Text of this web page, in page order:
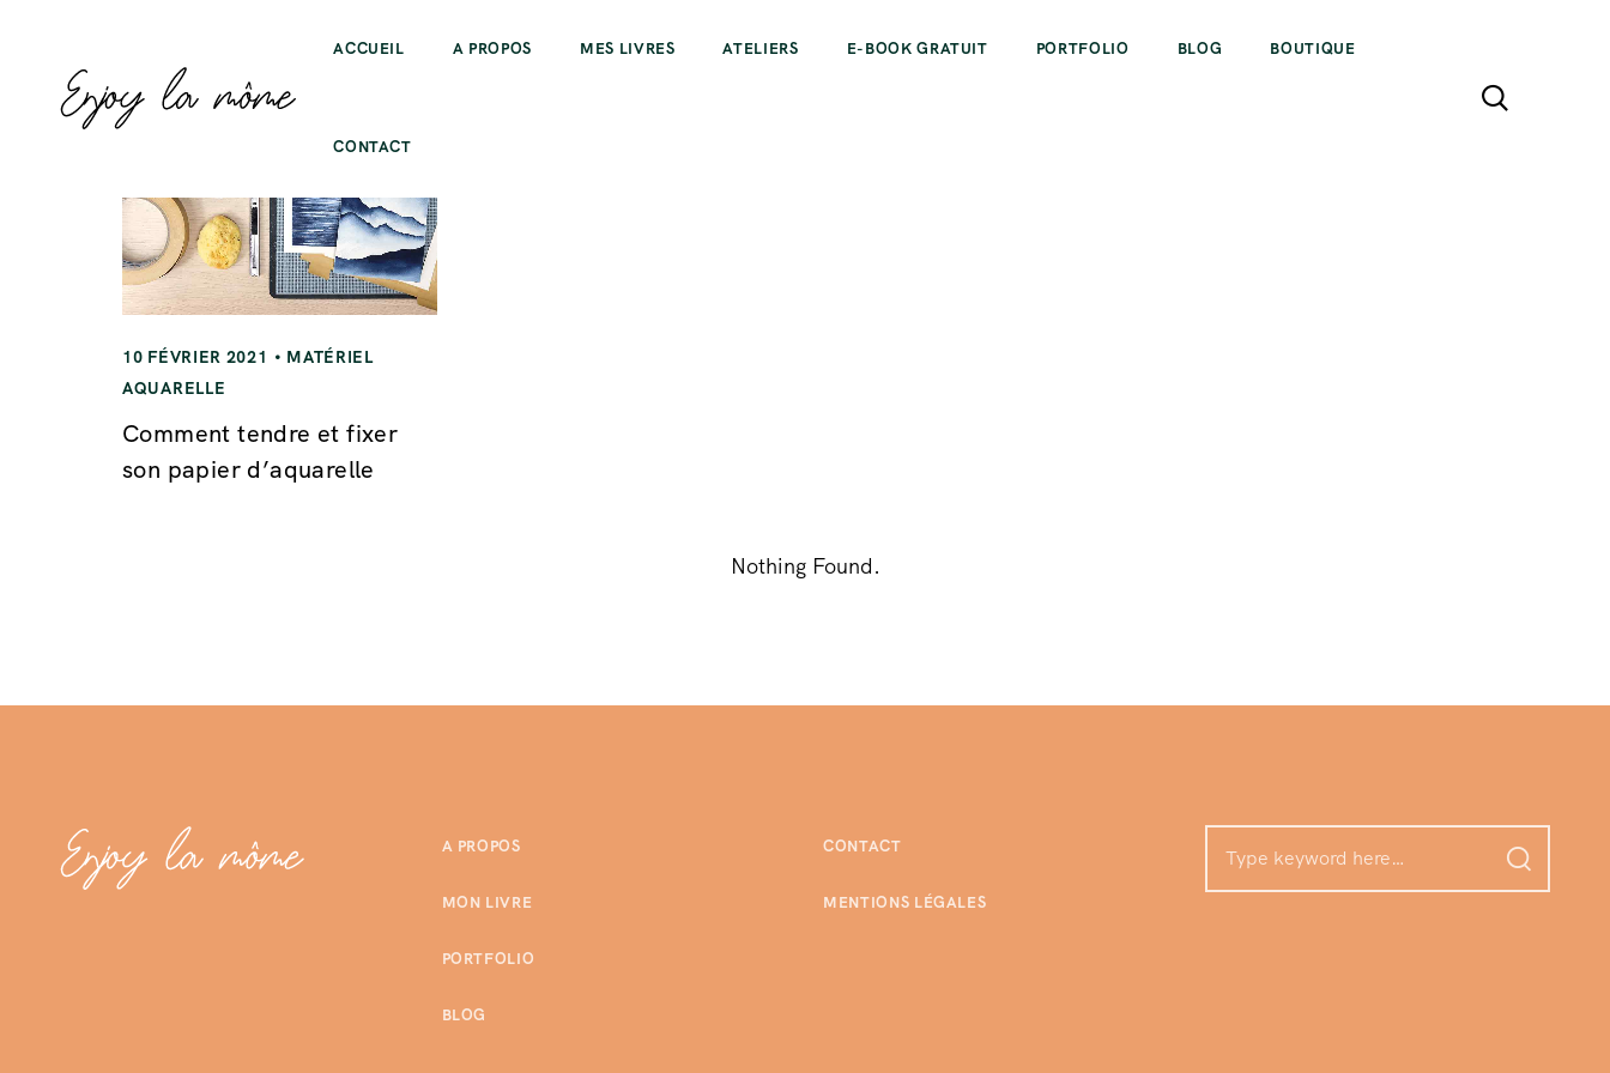
ACCUEIL A PROPOS MES LIVRES ATELIERS E-BOOK GRATUIT PORTFOLIO BLOG BOUTIQUE
CONTACT
10 FÉVRIER 2021
MATÉRIEL
AQUARELLE
Comment tendre et fixer
son papier d’aquarelle
Nothing Found.
A PROPOS
MON LIVRE
PORTFOLIO
BLOG
CONTACT
MENTIONS LÉGALES